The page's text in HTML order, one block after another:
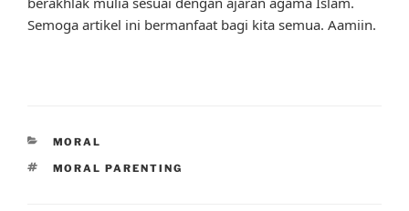
Semoga artikel ini bermanfaat bagi kita semua. Aamiin.
CATEGORIES
MORAL
TAGS
MORAL PARENTING